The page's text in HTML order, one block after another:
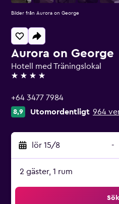
Aurora on George
Hotell med Träningslokal
4 stjärnor
+64 3477 7984
8,9 Utomordentligt 964
lör 15/8 -
2 gäster, 1 rum
Sök
Bilder från Aurora on George